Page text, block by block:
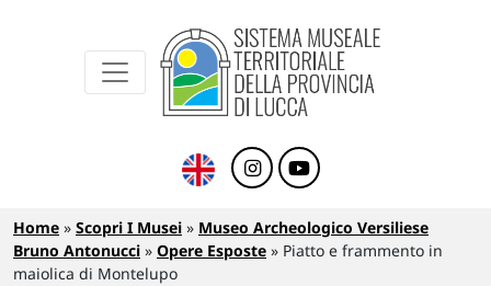
Sistema Museale Territoriale della
Briciole di pane
Home Scopri I Musei
Museo Archeologico Versiliese
Bruno Antonucci
Opere Esposte
Piatto e frammento in
maiolica di Montelupo